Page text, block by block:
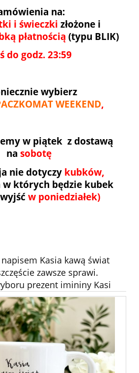
na:
i świeczki złożone i
płatnością (typu BLIK)
do godz. 23:59
wybierz
WEEKEND,
w piątek z dostawą
na sobotę
nie dotyczy kubków,
w których będzie kubek
w poniedziałek)
Kasia kawą świat
zawsze sprawi.
prezent imininy Kasi